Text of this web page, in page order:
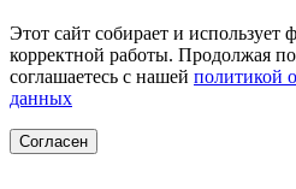
Этот сайт собирает и использует
корректной работы. Продолжая
соглашаетесь с нашей политикой
данных
Согласен